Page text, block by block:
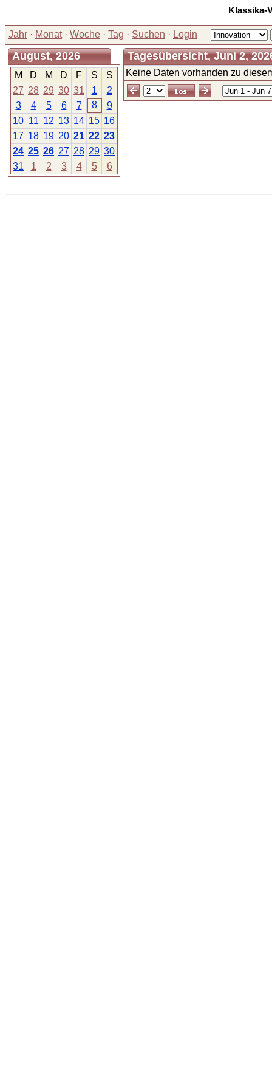
Klassika-
Jahr · Monat· Woche · Tag · Suchen · Login
August, 2026
M D M D F S
S
27 28 29 30 31 1
2
3
4 5 6 7 8
9
10 11 12 13 14 15 16
17 18 19 20 21 22 23
24 25 26 27 28 29 30
31
1 2 3 4 5 6
Tagesübersicht, Juni 2,
Keine Daten vorhanden zu